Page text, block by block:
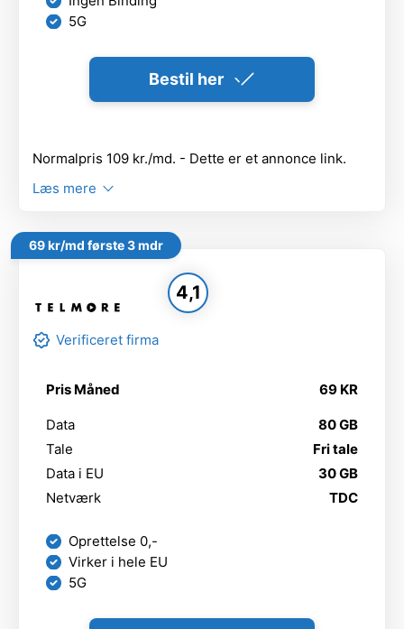
5G
Bestil her
Normalpris 109 kr./md. - Dette er et annonce link.
Læs mere
69 kr/md første 3 mdr
4,1
Verificeret firma
Pris Måned 69 KR
Data
80 GB
Tale
Fri tale
Data i EU
30 GB
Netværk
TDC
Oprettelse 0,-
Virker i hele EU
5G